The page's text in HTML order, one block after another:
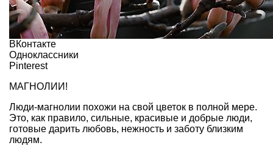
ВКонтакте
Одноклассники
Pinterest
МАГНОЛИИ!
Люди-магнолии похожи на свой цветок в полной мере.
Это, как правило, сильные, красивые и добрые люди,
готовые дарить любовь, нежность и заботу близким
людям.